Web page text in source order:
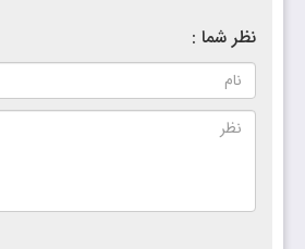
نظر شما :